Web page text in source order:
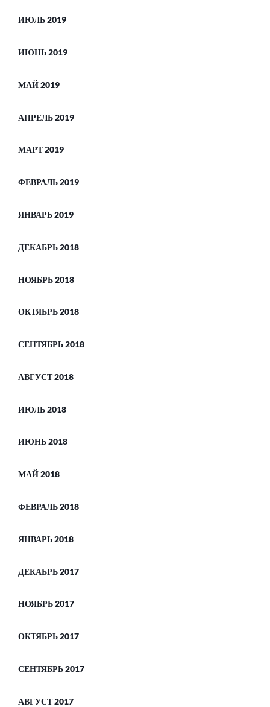
ИЮЛЬ 2019
ИЮНЬ 2019
МАЙ 2019
АПРЕЛЬ 2019
МАРТ 2019
ФЕВРАЛЬ 2019
ЯНВАРЬ 2019
ДЕКАБРЬ 2018
НОЯБРЬ 2018
ОКТЯБРЬ 2018
СЕНТЯБРЬ 2018
АВГУСТ 2018
ИЮЛЬ 2018
ИЮНЬ 2018
МАЙ 2018
ФЕВРАЛЬ 2018
ЯНВАРЬ 2018
ДЕКАБРЬ 2017
НОЯБРЬ 2017
ОКТЯБРЬ 2017
СЕНТЯБРЬ 2017
АВГУСТ 2017